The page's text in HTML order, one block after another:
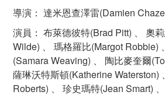
導演： 達米恩查澤雷(Damien
演員： 布萊德彼特(Brad Pitt) 、 奧
Wilde) 、 瑪格羅比(Margot Robbie)
(Samara Weaving) 、 陶比麥奎爾
薩琳沃特斯頓(Katherine Waterston)
Roberts) 、 珍史瑪特(Jean Smart)